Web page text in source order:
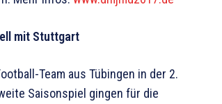
mit Stuttgart
Team aus Tübingen in der 2.
Saisonspiel gingen für die